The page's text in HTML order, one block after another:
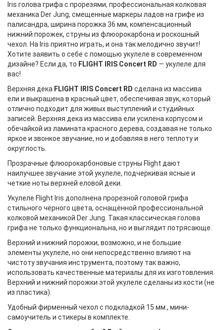
Iris голова грифа с прорезями, профессиональная колковая
механика Der Jung, смещенные маркеры ладов на грифе из
палисандра, ширина порожка 36 мм, компенсационный
нижний порожек, струны из флюорокарбона и роскошный
чехол. На Iris приятно играть, и она так мелодично звучит!
Хотите заявить о себе с помощью укулеле в современном
дизайне? Если да, то FLIGHT IRIS Concert RD — укулеле для
вас!
Верхняя дека FLIGHT IRIS Concert RD сделана из массива
ели и выкрашена в красный цвет, обеспечивая звук, который
отлично подходит для живых выступлений и студийных
записей. Верхняя дека из массива ели усилена корпусом и
обечайкой из ламината красного дерева, создавая не только
яркое и звонкое звучание, но и добавляя в него теплоту и
округлость.
Прозрачные флюорокарбоновые струны Flight дают
наилучшее звучание этой укулеле, подчеркивая ясные и
четкие ноты верхней еловой деки.
Укулеле Flight Iris дополнена прорезной головой грифа
стильного чёрного цвета, оснащённой профессиональной
колковой механикой Der Jung. Такая классическая голова
грифа не только функциональна, но и выглядит потрясающе.
Верхний и нижний порожки, возможно, и не большие
элементы укулеле, но они непосредственно влияют на
чистоту звучания инструмента, поэтому так важно,
использовать качественные материалы для их изготовления.
Верхний и нижний порожки этой укулеле сделаны из кости (не
из пластика).
Удобный фирменный чехол с подкладкой 15 мм., мини-
самоучитель и стикеры в комплекте.